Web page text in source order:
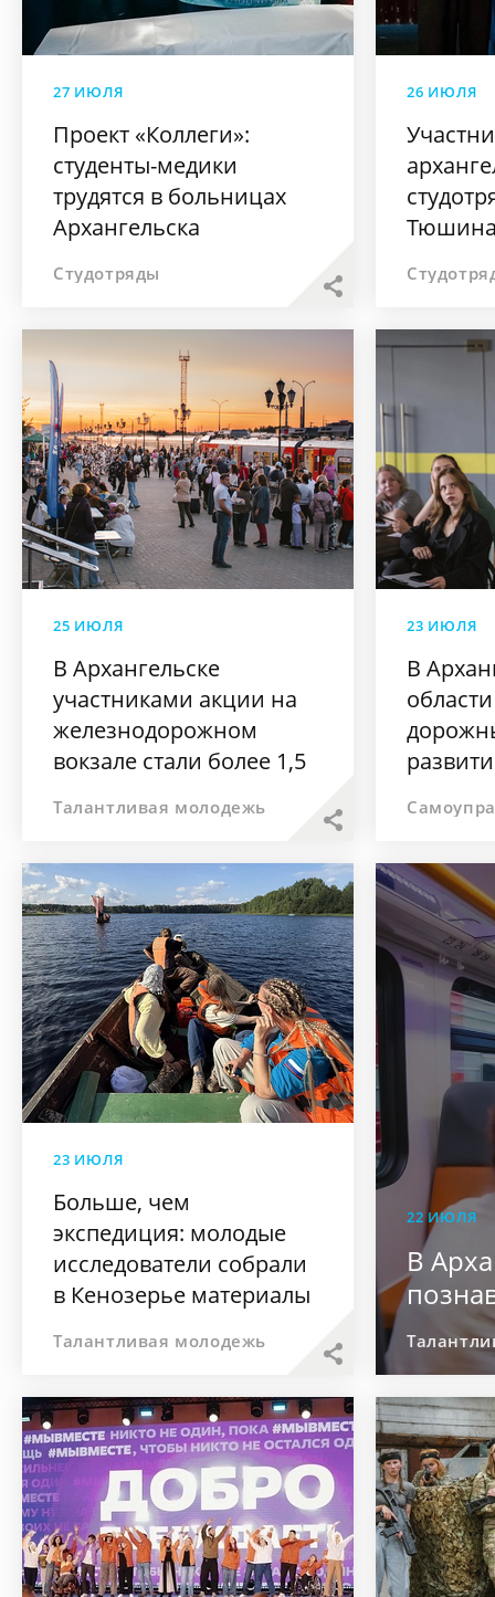
27 ИЮЛЯ
Проект «Коллеги»:
студенты-медики
трудятся в больницах
Архангельска
Студотряды
26 ИЮЛЯ
25 ИЮЛЯ
В Архангельске
участниками акции на
железнодорожном
вокзале стали более 1,5
Талантливая молодежь
23 ИЮЛЯ
В
23 ИЮЛЯ
Больше, чем
экспедиция: молодые
исследователи собрали
в Кенозерье материалы
северной деревне
Талантливая молодежь
22 ИЮЛЯ
В